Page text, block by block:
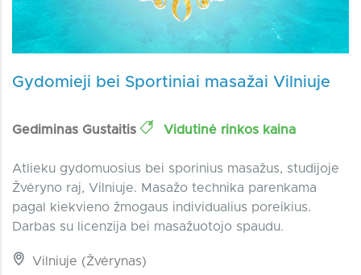
Gydomieji bei Sportiniai masažai Vilniuje
Gediminas Gustaitis Vidutinė rinkos kaina
Atlieku gydomuosius bei sporinius masažus, studijoje
Žvėryno raj, Vilniuje. Masažo technika parenkama
pagal kiekvieno žmogaus individualius poreikius.
Darbas su licenzija bei masažuotojo spaudu.
Vilniuje (Žvėrynas)